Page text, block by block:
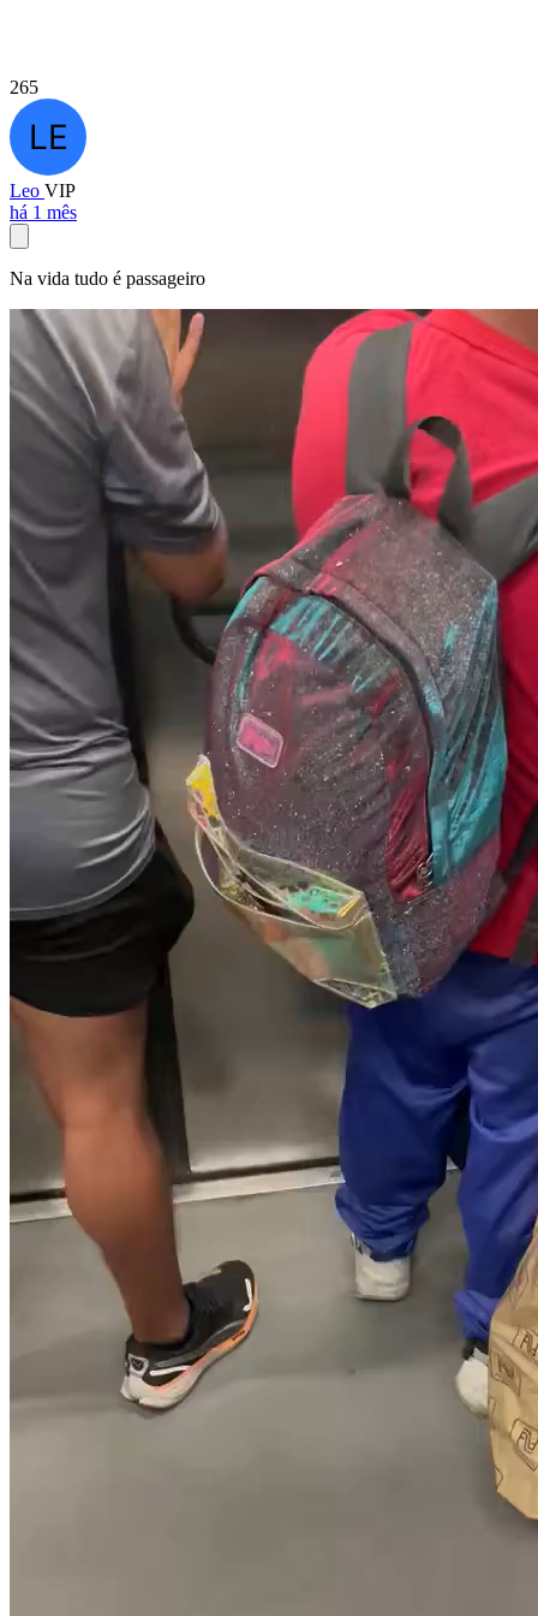
265
Leo VIP
há 1 mês
Na vida tudo é passageiro